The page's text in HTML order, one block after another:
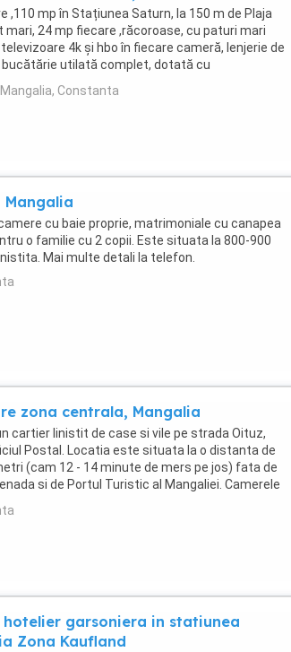
,110 mp în Stațiunea Saturn, la 150 m de Plaja
mari, 24 mp fiecare ,răcoroase, cu paturi mari
4k și hbo în fiecare cameră, lenjerie de
bucătărie utilată complet, dotată cu
mașină ...
Constanta
Mangalia
cu baie proprie, matrimoniale cu canapea
o familie cu 2 copii. Este situata la 800-900
Mai multe detali la telefon.
zona centrala, Mangalia
cartier linistit de case si vile pe strada Oituz,
Postal. Locatia este situata la o distanta de
(cam 12 - 14 minute de mers pe jos) fata de
si de Portul Turistic al Mangaliei. Camerele
hotelier garsoniera in statiunea
Zona Kaufland